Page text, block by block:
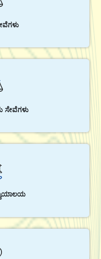
ಸೇವೆಗಳು